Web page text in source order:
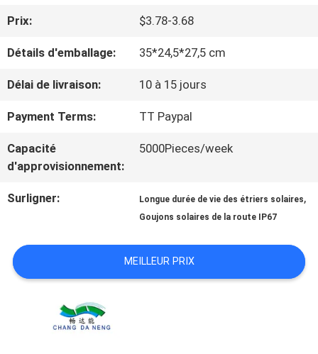
DE
L'USINE
CONTRÔLE
DE
QUALITÉ
NOUS
CONTACTER
Prix: $3.78-3.68
Détails d'emballage: 35*24,5*27,5 cm
Délai de livraison: 10 à 15 jours
Payment Terms: TT Paypal
Capacité
d'approvisionnement:
5000Pieces/week
Surligner: Longue durée de vie des étriers solaires,
Goujons solaires de la route IP67
MEILLEUR PRIX